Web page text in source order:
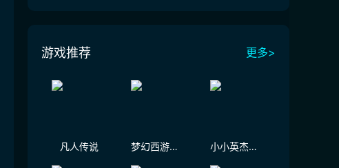
游戏推荐 更多>
凡人传说 梦幻西游（大陆服） 小小英杰：合战天下